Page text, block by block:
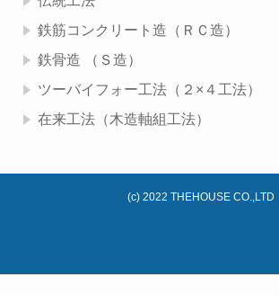
鉄筋コンクリート造（ＲＣ造）
鉄骨造 （Ｓ造）
ツーバイフォー工法（２×４工法）
在来工法（木造軸組工法）
(c) 2022 THEHOUSE CO.,LTD